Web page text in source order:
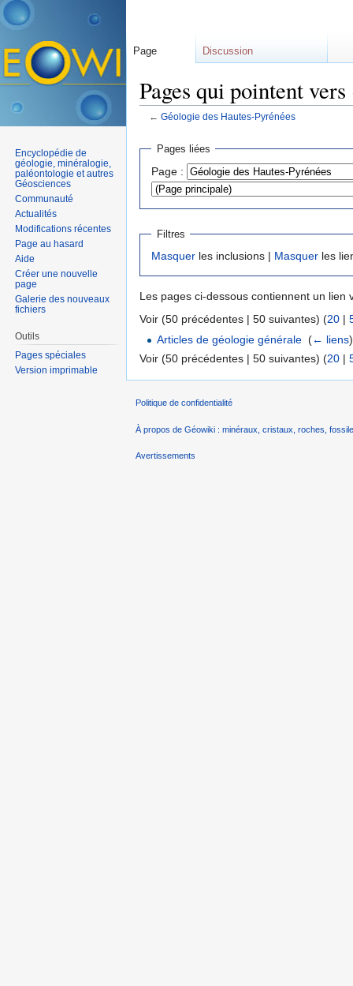
Pages qui pointent
← Géologie des Hautes-Pyrénées
Pages liées
Page :
Filtres
Masquer les inclusions | Masquer les
Les pages ci-dessous contiennent un lien
Voir (50 précédentes | 50 suivantes) (20 |
Articles de géologie générale ‎(← liens)
Voir (50 précédentes | 50 suivantes) (20 |
Page Discussion
Encyclopédie de
géologie, minéralogie,
paléontologie et autres
Géosciences
Communauté
Actualités
Modifications récentes
Page au hasard
Aide
Créer une nouvelle
page
Galerie des nouveaux
fichiers
Outils
Pages spéciales
Version imprimable
Politique de confidentialité
À propos de Géowiki : minéraux, cristaux, roches,
Avertissements